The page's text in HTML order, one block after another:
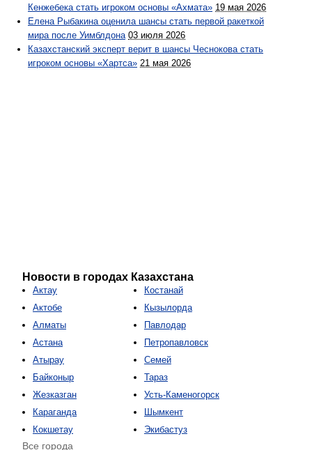
Кенжебека стать игроком основы «Ахмата» 19 мая 2026
Елена Рыбакина оценила шансы стать первой ракеткой
мира после Уимблдона 03 июля 2026
Казахстанский эксперт верит в шансы Чеснокова стать
игроком основы «Хартса» 21 мая 2026
Новости в городах Казахстана
Актау
Актобе
Алматы
Астана
Атырау
Байконыр
Жезказган
Караганда
Кокшетау
Костанай
Кызылорда
Павлодар
Петропавловск
Семей
Тараз
Усть-Каменогорск
Шымкент
Экибастуз
Все города